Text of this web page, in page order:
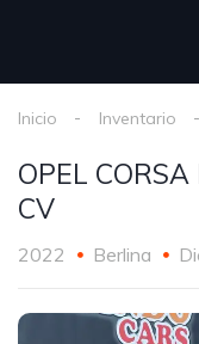
Inicio Inventario
OPEL
CV
2022 Berlina